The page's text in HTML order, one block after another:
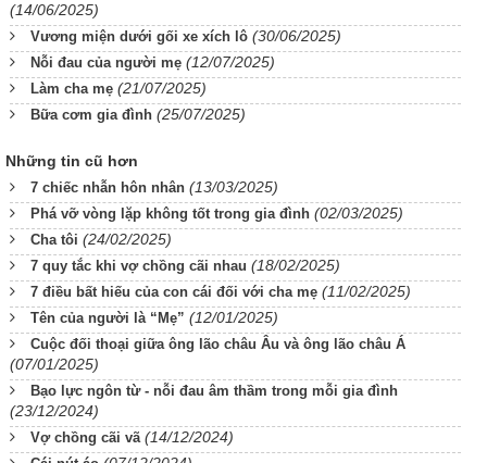
(14/06/2025)
Vương miện dưới gối xe xích lô (30/06/2025)
Nỗi đau của người mẹ (12/07/2025)
Làm cha mẹ (21/07/2025)
Bữa cơm gia đình (25/07/2025)
Những tin cũ hơn
7 chiếc nhẫn hôn nhân (13/03/2025)
Phá vỡ vòng lặp không tốt trong gia đình (02/03/2025)
Cha tôi (24/02/2025)
7 quy tắc khi vợ chồng cãi nhau (18/02/2025)
7 điều bất hiếu của con cái đối với cha mẹ (11/02/2025)
Tên của người là “Mẹ” (12/01/2025)
Cuộc đối thoại giữa ông lão châu Âu và ông lão châu Á
(07/01/2025)
Bạo lực ngôn từ - nỗi đau âm thầm trong mỗi gia đình
(23/12/2024)
Vợ chồng cãi vã (14/12/2024)